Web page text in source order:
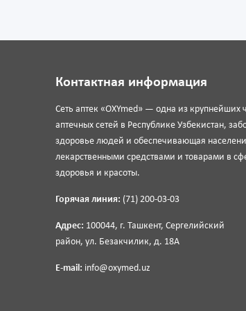
Контактная информация
Сеть аптек «OXYmed» — одна из крупнейших
аптечных сетей в Республике Узбекистан,
здоровье людей и обеспечивающая
лекарственными средствами и товарами в
здоровья и красоты.
Горячая линия: (71) 200-03-03
Адрес: 100044, г. Ташкент, Сергелийский
район, ул. Безакчилик, д. 18А
E-mail: info@oxymed.uz